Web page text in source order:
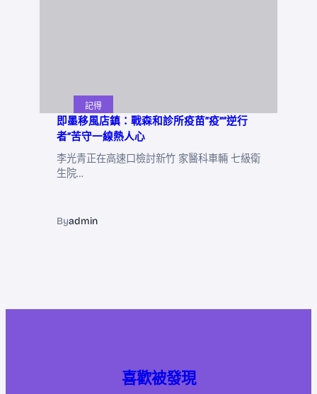
記得
即墨移風店鎮：戰森和診所疫苗“疫”“逆行
者”苦守一線熱人心
李光青正在高速口檢討新竹 家醫科車輛 七級衛
生院…
Byadmin
喜歡被發現